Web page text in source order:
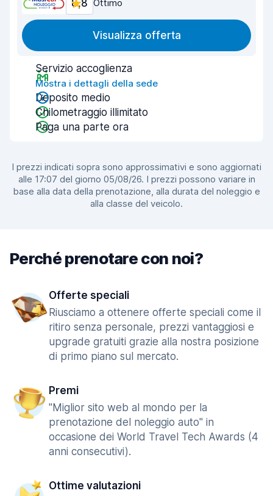
8,8 Ottimo
Visualizza offerta
Servizio accoglienza
Mostra i dettagli della sede
Deposito medio
Chilometraggio illimitato
Paga una parte ora
I prezzi indicati sopra sono approssimativi e sono aggiornati
alle 17:07 del giorno 05/08/26. I prezzi possono variare in
base alla data della prenotazione, alla durata del noleggio e
alla classe del veicolo.
Perché prenotare con noi?
Offerte speciali
Riusciamo a ottenere offerte speciali come il
ritiro senza personale, prezzi vantaggiosi e
upgrade gratuiti grazie alla nostra posizione
di primo piano sul mercato.
Premi
"Miglior sito web al mondo per la
prenotazione del noleggio auto" in
occasione dei World Travel Tech Awards (4
anni consecutivi).
Ottime valutazioni